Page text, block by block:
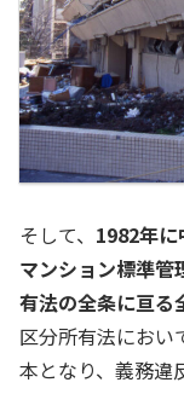
そして、 1982年
マンション標準管
有法の全条に亘る
区分所有法におい
本となり、義務違